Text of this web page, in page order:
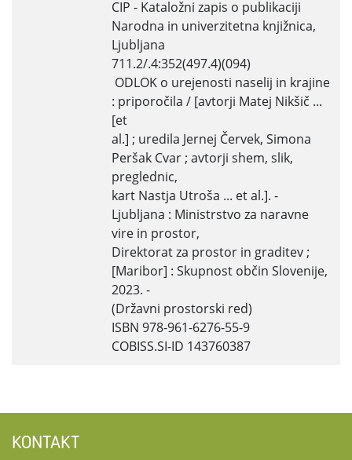
CIP - Kataložni zapis o publikaciji
Narodna in univerzitetna knjižnica,
Ljubljana
711.2/.4:352(497.4)(094)
ODLOK o urejenosti naselij in krajine
: priporočila / [avtorji Matej Nikšič ...
[et
al.] ; uredila Jernej Červek, Simona
Peršak Cvar ; avtorji shem, slik,
preglednic,
kart Nastja Utroša ... et al.]. -
Ljubljana : Ministrstvo za naravne
vire in prostor,
Direktorat za prostor in graditev ;
[Maribor] : Skupnost občin Slovenije,
2023. -
(Državni prostorski red)
ISBN 978-961-6276-55-9
COBISS.SI-ID 143760387
KONTAKT